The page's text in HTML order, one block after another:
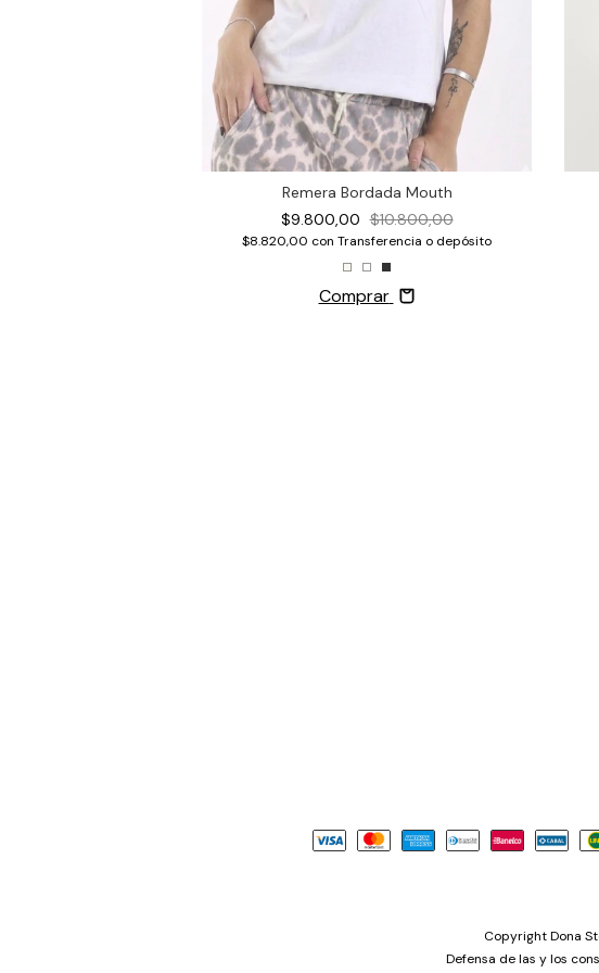
Remera Bordada Mouth
$9.800,00 $10.800,00
$8.820,00 con Transferencia o depósito
Comprar
Copyright Dona
Defensa de las y los